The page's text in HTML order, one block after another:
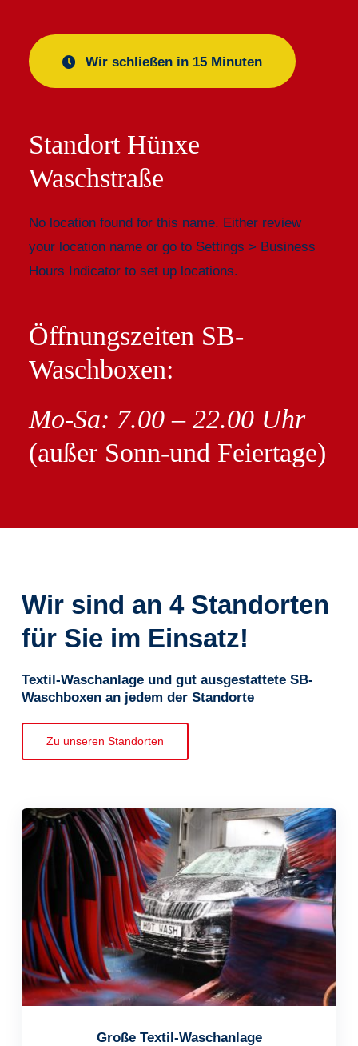
Aktuelles
Wir schließen in 15 Minuten
Standort Hünxe
Waschstraße
No location found for this name. Either review
your location name or go to Settings > Business
Hours Indicator to set up locations.
Öffnungszeiten SB-
Waschboxen:
Mo-Sa: 7.00 – 22.00 Uhr
(außer Sonn-und Feiertage)
Wir sind an 4 Standorten
für Sie im Einsatz!
Textil-Waschanlage und gut ausgestattete SB-
Waschboxen an jedem der Standorte
Zu unseren Standorten
Große Textil-Waschanlage